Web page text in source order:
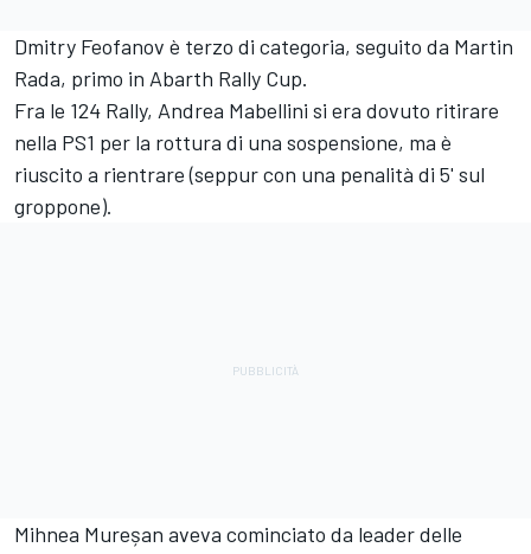
Dmitry Feofanov è terzo di categoria, seguito da Martin
Rada, primo in Abarth Rally Cup.
Fra le 124 Rally, Andrea Mabellini si era dovuto ritirare
nella PS1 per la rottura di una sospensione, ma è
riuscito a rientrare (seppur con una penalità di 5' sul
groppone).
Mihnea Mureșan aveva cominciato da leader delle